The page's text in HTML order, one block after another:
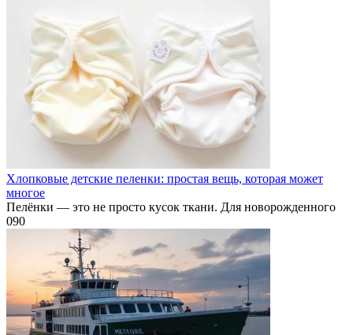
Хлопковые детские пеленки: простая вещь, которая может
многое
Пелёнки — это не просто кусок ткани. Для новорожденного
090